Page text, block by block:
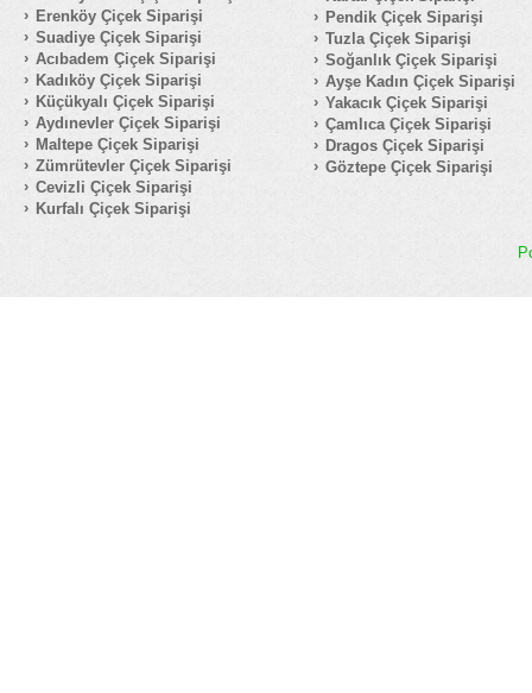
Erenköy Çiçek Siparişi
Suadiye Çiçek Siparişi
Acıbadem Çiçek Siparişi
Kadıköy Çiçek Siparişi
Küçükyalı Çiçek Siparişi
Aydınevler Çiçek Siparişi
Maltepe Çiçek Siparişi
Zümrütevler Çiçek Siparişi
Cevizli Çiçek Siparişi
Kurfalı Çiçek Siparişi
Pendik Çiçek Siparişi
Tuzla Çiçek Siparişi
Soğanlık Çiçek Siparişi
Ayşe Kadın Çiçek Siparişi
Yakacık Çiçek Siparişi
Çamlıca Çiçek Siparişi
Dragos Çiçek Siparişi
Göztepe Çiçek Siparişi